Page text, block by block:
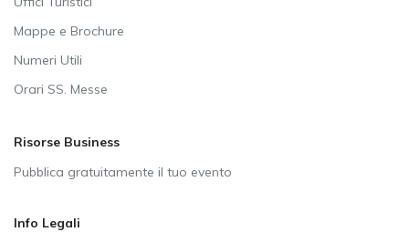
Mappe e Brochure
Numeri Utili
Orari SS. Messe
Risorse Business
Pubblica gratuitamente il tuo evento
Info Legali